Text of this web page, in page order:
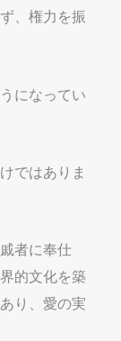
、権力を振
になってい
ではありま
者に奉仕
的文化を築
り、愛の実